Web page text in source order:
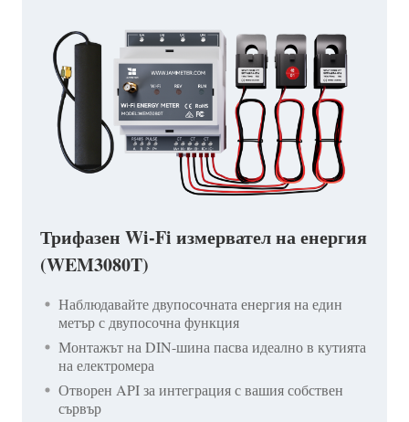
Трифазен Wi-Fi измервател на енергия
(WEM3080T)
Наблюдавайте двупосочната енергия на един
метър с двупосочна функция
Монтажът на DIN-шина пасва идеално в кутията
на електромера
Отворен API за интеграция с вашия собствен
сървър